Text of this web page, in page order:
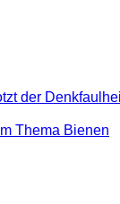
der
Thema Bienen